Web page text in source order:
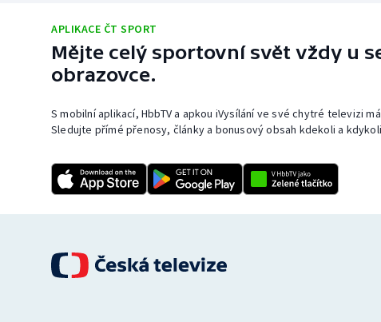
APLIKACE ČT SPORT
Mějte celý sportovní svět vždy u
obrazovce.
S mobilní aplikací, HbbTV a apkou iVysílání ve své chytré televizi
Sledujte přímé přenosy, články a bonusový obsah kdekoli a